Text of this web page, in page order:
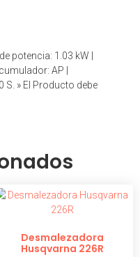
potencia: 1.03 kW |
AP |
» El Producto debe
Desmalezadora
Husqvarna 226R